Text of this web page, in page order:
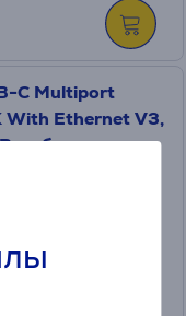
C Multiport
With Ethernet V3,
хаб